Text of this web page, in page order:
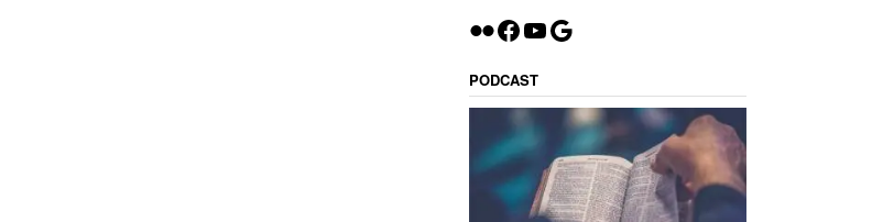
Flickr
Facebook
YouTube
Google
PODCAST